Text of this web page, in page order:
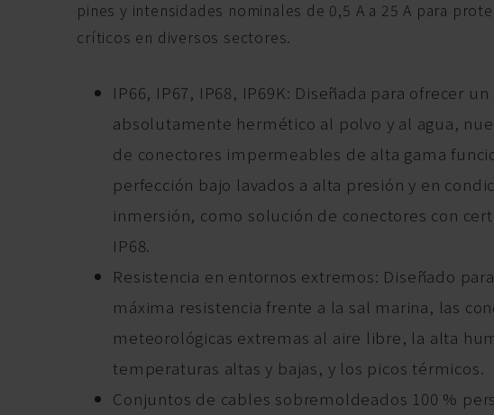
pines y intensidades nominales de 0,5 A a 25 A para
críticos en diversos sectores.
IP66, IP67, IP68, IP69K: Diseñada para ofrecer
absolutamente hermético al polvo y al agua,
de conectores impermeables de alta gama
perfección bajo lavados a alta presión y en
inmersión, como solución de conectores con
IP68.
Resistencia en entornos extremos: Diseñado
máxima resistencia frente a la sal marina, las
meteorológicas extremas al aire libre, la alta
temperaturas altas y bajas, y los picos térmicos.
Conjuntos de cables sobremoldeados 100 %